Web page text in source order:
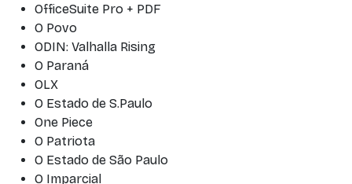
OfficeSuite Pro + PDF
O Povo
ODIN: Valhalla Rising
O Paraná
OLX
O Estado de S.Paulo
One Piece
O Patriota
O Estado de São Paulo
O Imparcial